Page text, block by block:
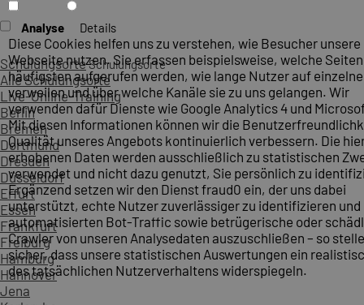
SchulungsorteSchulungsorte
Alle Schulungsorte
Live-Online-Training
Berlin
Bremen
Dortmund
Dresden
Düsseldorf
Erfurt
Essen
Frankfurt
Freiburg
Hamburg
Hannover
Jena
Analyse Details
Diese Cookies helfen uns zu verstehen, wie Besucher unsere
Webseite nutzen. Sie erfassen beispielsweise, welche
häufigsten aufgerufen werden, wie lange Nutzer auf
verweilen und über welche Kanäle sie zu uns gelangen. Wir
verwenden dafür Dienste wie Google Analytics 4 und
Mit diesen Informationen können wir die
Qualität unseres Angebots kontinuierlich verbessern. Die
erhobenen Daten werden ausschließlich zu statistischen
verwendet und nicht dazu genutzt, Sie persönlich zu
Ergänzend setzen wir den Dienst fraud0 ein, der uns dabei
unterstützt, echte Nutzer zuverlässiger zu identifizieren und
automatisierten Bot-Traffic sowie betrügerische oder
Crawler von unseren Analysedaten auszuschließen – so
sicher, dass unsere statistischen Auswertungen ein
des tatsächlichen Nutzerverhaltens widerspiegeln.